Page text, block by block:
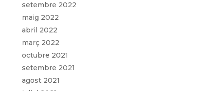
setembre 2022
maig 2022
abril 2022
març 2022
octubre 2021
setembre 2021
agost 2021